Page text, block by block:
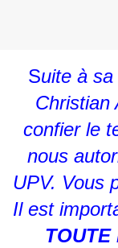
Suite à
Christian
confier le
nous
UPV. Vous
Il est
TOUTE